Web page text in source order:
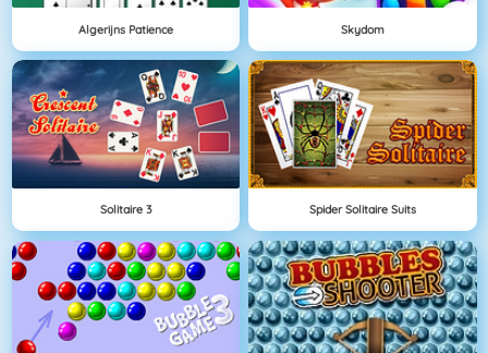
Algerijns Patience Skydom
Solitaire 3 Spider Solitaire Suits